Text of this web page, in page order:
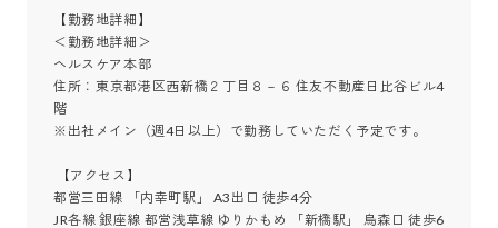
【勤務地詳細】
＜勤務地詳細＞
ヘルスケア本部
住所：東京都港区西新橋２丁目８－６ 住友不動産日比谷ビル4
階
※出社メイン（週4日以上）で勤務していただく予定です。
都営三田線 「内幸町駅」 A3出口 徒歩4分
JR各線 銀座線 都営浅草線 ゆりかもめ 「新橋駅」 烏森口 徒歩6